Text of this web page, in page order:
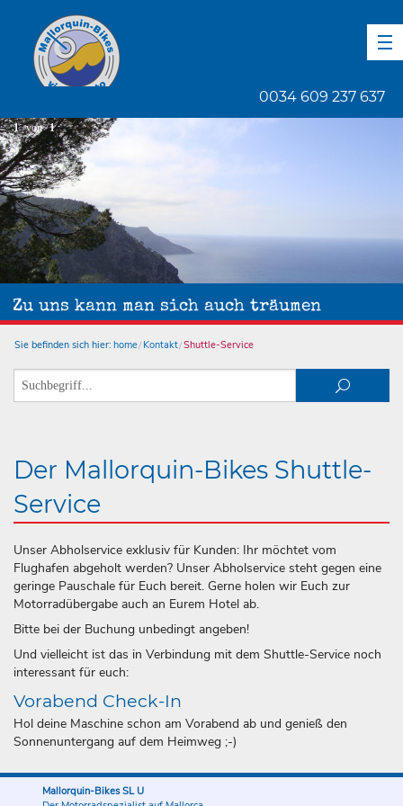
0034 609 237 637
Zu uns kann man sich auch träumen
1 von 1
Sie befinden sich hier: home Kontakt Shuttle-Service
Der Mallorquin-Bikes Shuttle-
Service
Unser Abholservice exklusiv für Kunden: Ihr möchtet vom
Flughafen abgeholt werden? Unser Abholservice steht gegen eine
geringe Pauschale für Euch bereit. Gerne holen wir Euch zur
Motorradübergabe auch an Eurem Hotel ab.
Bitte bei der Buchung unbedingt angeben!
Und vielleicht ist das in Verbindung mit dem Shuttle-Service noch
interessant für euch:
Vorabend Check-In
Hol deine Maschine schon am Vorabend ab und genieß den
Sonnenuntergang auf dem Heimweg ;-)
Mallorquin-Bikes SL U